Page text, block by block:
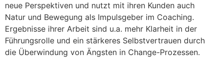
neue Perspektiven und nutzt mit ihren Kunden auch
Natur und Bewegung als Impulsgeber im Coaching.
Ergebnisse ihrer Arbeit sind u.a. mehr Klarheit in der
Führungsrolle und ein stärkeres Selbstvertrauen durch
die Überwindung von Ängsten in Change-Prozessen.